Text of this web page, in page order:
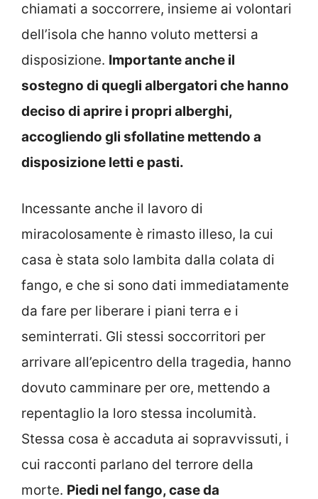
chiamati a soccorrere, insieme ai volontari
dell’isola che hanno voluto mettersi a
disposizione. Importante anche il
sostegno di quegli albergatori che hanno
deciso di aprire i propri alberghi,
accogliendo gli sfollatine mettendo a
disposizione letti e pasti.
Incessante anche il lavoro di
miracolosamente è rimasto illeso, la cui
casa è stata solo lambita dalla colata di
fango, e che si sono dati immediatamente
da fare per liberare i piani terra e i
seminterrati. Gli stessi soccorritori per
arrivare all’epicentro della tragedia, hanno
dovuto camminare per ore, mettendo a
repentaglio la loro stessa incolumità.
Stessa cosa è accaduta ai sopravvissuti, i
cui racconti parlano del terrore della
morte. Piedi nel fango, case da